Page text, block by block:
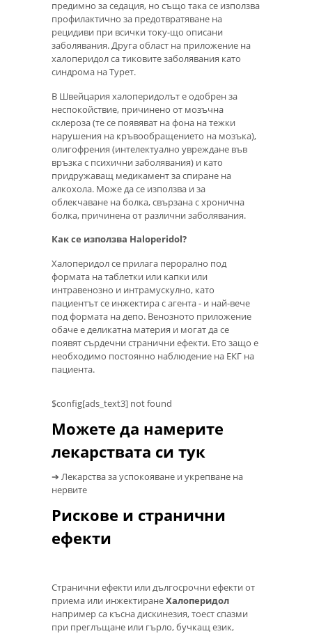
предимно за седация, но също така се използва
профилактично за предотвратяване на
рецидиви при всички току-що описани
заболявания. Друга област на приложение на
халоперидол са тиковите заболявания като
синдрома на Турет.
В Швейцария халоперидолът е одобрен за
неспокойствие, причинено от мозъчна
склероза (те се появяват на фона на тежки
нарушения на кръвообращението на мозъка),
олигофрения (интелектуално увреждане във
връзка с психични заболявания) и като
придружаващ медикамент за спиране на
алкохола. Може да се използва и за
облекчаване на болка, свързана с хронична
болка, причинена от различни заболявания.
Как се използва Haloperidol?
Халоперидол се прилага перорално под
формата на таблетки или капки или
интравенозно и интрамускулно, като
пациентът се инжектира с агента - и най-вече
под формата на депо. Венозното приложение
обаче е деликатна материя и могат да се
появят сърдечни странични ефекти. Ето защо е
необходимо постоянно наблюдение на ЕКГ на
пациента.
$config[ads_text3] not found
Можете да намерите
лекарствата си тук
➔ Лекарства за успокояване и укрепване на
нервите
Рискове и странични
ефекти
Странични ефекти или дългосрочни ефекти от
приема или инжектиранеХалоперидол
например са късна дискинезия, тоест спазми
при преглъщане или гърло, бучкащ език,